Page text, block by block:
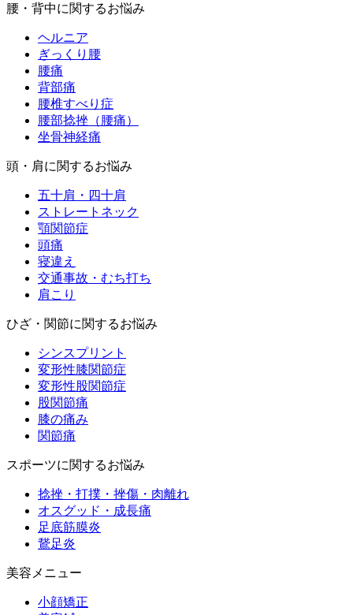
腰・背中に関するお悩み
ヘルニア
ぎっくり腰
腰痛
背部痛
腰椎すべり症
腰部捻挫（腰痛）
坐骨神経痛
頭・肩に関するお悩み
五十肩・四十肩
ストレートネック
顎関節症
頭痛
寝違え
交通事故・むち打ち
肩こり
ひざ・関節に関するお悩み
シンスプリント
変形性膝関節症
変形性股関節症
股関節痛
膝の痛み
関節痛
スポーツに関するお悩み
捻挫・打撲・挫傷・肉離れ
オスグッド・成長痛
足底筋膜炎
鵞足炎
美容メニュー
小顔矯正